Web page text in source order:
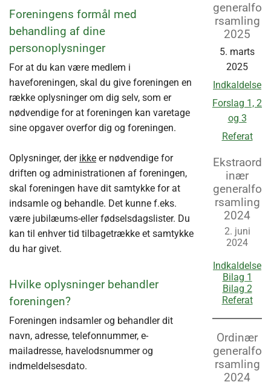
Foreningens formål med
behandling af dine
personoplysninger
For at du kan være medlem i
haveforeningen, skal du give foreningen en
række oplysninger om dig selv, som er
nødvendige for at foreningen kan varetage
sine opgaver overfor dig og foreningen.
Oplysninger, der ikke er nødvendige for
driften og administrationen af foreningen,
skal foreningen have dit samtykke for at
indsamle og behandle. Det kunne f.eks.
være jubilæums-eller fødselsdagslister. Du
kan til enhver tid tilbagetrække et samtykke
du har givet.
Hvilke oplysninger behandler
foreningen?
Foreningen indsamler og behandler dit
navn, adresse, telefonnummer, e-
mailadresse, havelodsnummer og
indmeldelsesdato.
generalfo
rsamling
2025
5. marts
2025
Indkaldelse
Forslag 1, 2
og 3
Referat
Ekstraord
inær
generalfo
rsamling
2024
2. juni
2024
Indkaldelse
Bilag 1
Bilag 2
Referat
Ordinær
generalfo
rsamling
2024